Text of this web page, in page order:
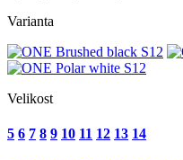
Varianta
Velikost
5 6 7 8 9 10 11 12 13 14